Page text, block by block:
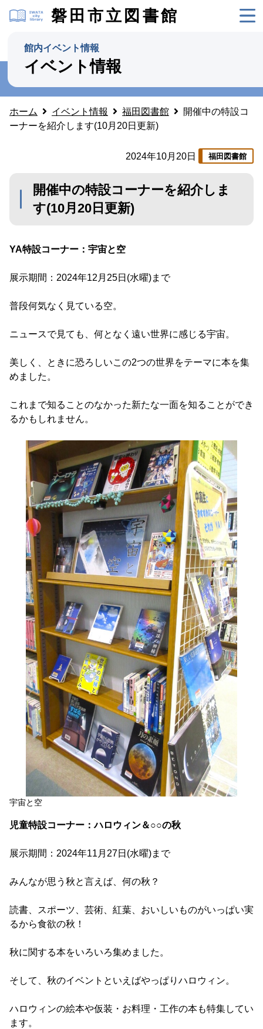
磐田市立図書館
館内イベント情報
イベント情報
ホーム イベント情報 福田図書館
開催中の特設コ
ーナーを紹介します(10月20日更新)
2024年10月20日 福田図書館
開催中の特設コーナーを紹介しま
す(10月20日更新)
YA特設コーナー：宇宙と空
展示期間：2024年12月25日(水曜)まで
普段何気なく見ている空。
ニュースで見ても、何となく遠い世界に感じる宇宙。
美しく、ときに恐ろしいこの2つの世界をテーマに本を集
めました。
これまで知ることのなかった新たな一面を知ることができ
るかもしれません。
宇宙と空
児童特設コーナー：ハロウィン＆○○の秋
展示期間：2024年11月27日(水曜)まで
みんなが思う秋と言えば、何の秋？
読書、スポーツ、芸術、紅葉、おいしいものがいっぱい実
るから食欲の秋！
秋に関する本をいろいろ集めました。
そして、秋のイベントといえばやっぱりハロウィン。
ハロウィンの絵本や仮装・お料理・工作の本も特集してい
ます。